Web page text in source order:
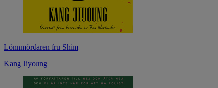
Lönnmördaren fru Shim
Kang Jiyoung